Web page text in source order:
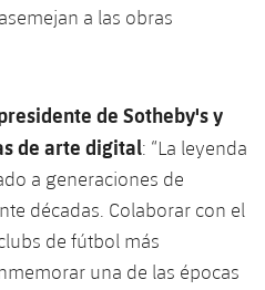
a las obras
de Sotheby's y
de arte digital: “La leyenda
a generaciones de
décadas. Colaborar con el
de fútbol más
una de las épocas